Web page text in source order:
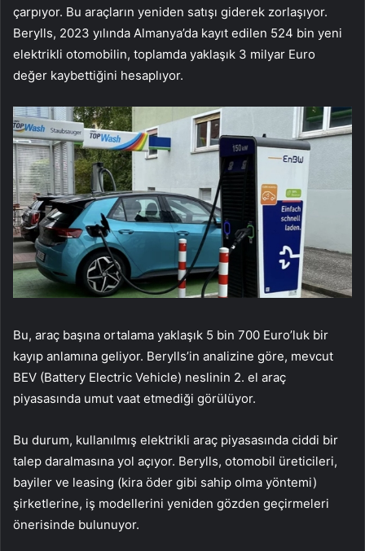
çarpıyor. Bu araçların yeniden satışı giderek zorlaşıyor.
Berylls, 2023 yılında Almanya’da kayıt edilen 524 bin yeni
elektrikli otomobilin, toplamda yaklaşık 3 milyar Euro
değer kaybettiğini hesaplıyor.
Bu, araç başına ortalama yaklaşık 5 bin 700 Euro’luk bir
kayıp anlamına geliyor. Berylls’in analizine göre, mevcut
BEV (Battery Electric Vehicle) neslinin 2. el araç
piyasasında umut vaat etmediği görülüyor.
Bu durum, kullanılmış elektrikli araç piyasasında ciddi bir
talep daralmasına yol açıyor. Berylls, otomobil üreticileri,
bayiler ve leasing (kira öder gibi sahip olma yöntemi)
şirketlerine, iş modellerini yeniden gözden geçirmeleri
önerisinde bulunuyor.